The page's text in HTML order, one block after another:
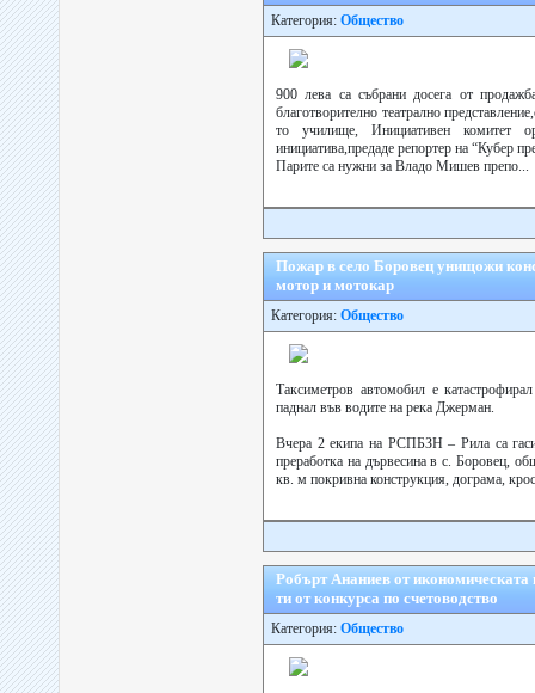
Категория: Общество
900 лева са събрани досега от
благотворително театрално
то училище, Инициативен комитет
инициатива,предаде репортер на “Кубер
Парите са нужни за Владо Мишев препо...
Пожар в село Боровец унищожи
мотор и мотокар
Категория: Общество
Таксиметров автомобил е
паднал във водите на река Джерман.
Вчера 2 екипа на РСПБЗН – Рила са
преработка на дървесина в с. Боровец,
кв. м покривна конструкция, дограма,
Робърт Ананиев от икономическата
ти от конкурса по счетоводство
Категория: Общество